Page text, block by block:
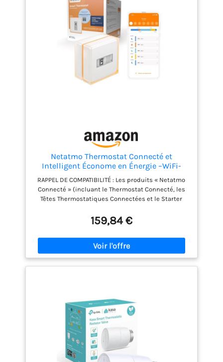
Netatmo Thermostat Connecté et
Intelligent Économe en Énergie –WiFi-
Réduisez Les Factures & Contrôlez Le
Chauffage à Distance par Application,
Compatible avec Les Chaudières
Individuelles, NTH01-AMZ
RAPPEL DE COMPATIBILITÉ : Les produits « Netatmo
Connecté » (incluant le Thermostat Connecté, les
Têtes Thermostatiques Connectées et le Starter
gamme « Netatmo ORIGINAL », car ils utilisent des
protocoles de communication différents. Pour
garantir la meilleure expérience, nous vous
recommandons de vérifier votre installation
actuelle avant tout achat. 3 PILES SUPPLÉMENTAIRES
INCLUSES : notre Thermostat Intelligent est fourni
court d'énergie ECONOMISEZ DE L’ENERGIE : faites
des économies grâce au planning de chauffage et
chauffez votre maison selon vos besoins. En
vacances ? Programmez les modes Absent et Hors-
Gel.Puissance de commutation : max 120 W
CONTRÔLE A DISTANCE ET VOCAL : contrôlez votre
Thermostat Intelligent Netatmo à distance depuis
159,84 €